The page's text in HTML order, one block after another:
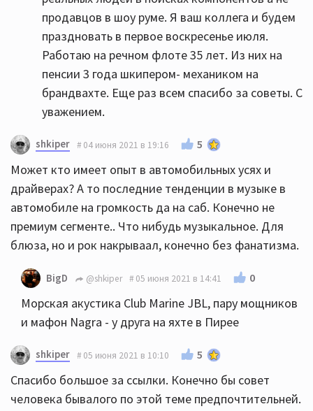
продавцов в шоу руме. Я ваш коллега и будем
праздновать в первое воскресенье июля.
Работаю на речном флоте 35 лет. Из них на
пенсии 3 года шкипером- механиком на
брандвахте. Еще раз всем спасибо за советы. С
уважением.
shkiper 04 июня 2021 в 19:16 5
Может кто имеет опыт в автомобильных усях и
драйверах? А то последние тенденции в музыке в
автомобиле на громкость да на саб. Конечно не
премиум сегменте.. Что нибудь музыкальное. Для
блюза, но и рок накрываал, конечно без фанатизма.
BigD @shkiper 05 июня 2021 в 14:41 0
Морская акустика Club Marine JBL, пару мощников
и мафон Nagra - у друга на яхте в Пирее
shkiper 05 июня 2021 в 10:10 5
Спасибо большое за ссылки. Конечно бы совет
человека бывалого по этой теме предпочтительней.